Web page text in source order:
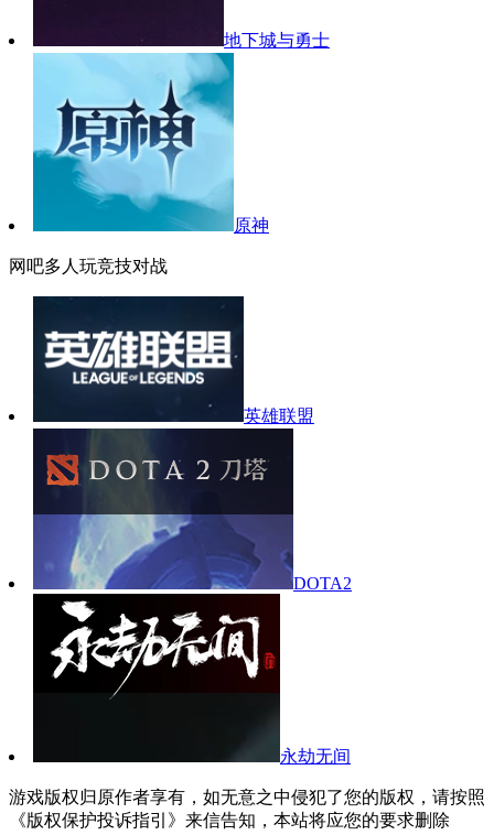
地下城与勇士
原神
网吧多人玩竞技对战
英雄联盟
DOTA2
永劫无间
游戏版权归原作者享有，如无意之中侵犯了您的版权，请按照
《版权保护投诉指引》来信告知，本站将应您的要求删除